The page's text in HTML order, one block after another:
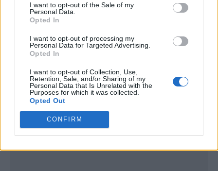
I want to opt-out of the Sale of my
Personal Data.
Opted In
I want to opt-out of processing my
Personal Data for Targeted Advertising.
Opted In
I want to opt-out of Collection, Use,
Retention, Sale, and/or Sharing of my
Personal Data that Is Unrelated with the
Purposes for which it was collected.
Opted Out
CONFIRM